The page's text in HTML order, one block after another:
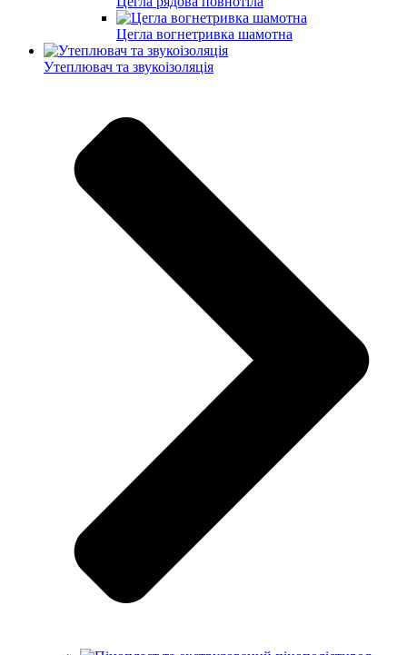
Цегла вогнетривка шамотна
Утеплювач та звукоізоляція